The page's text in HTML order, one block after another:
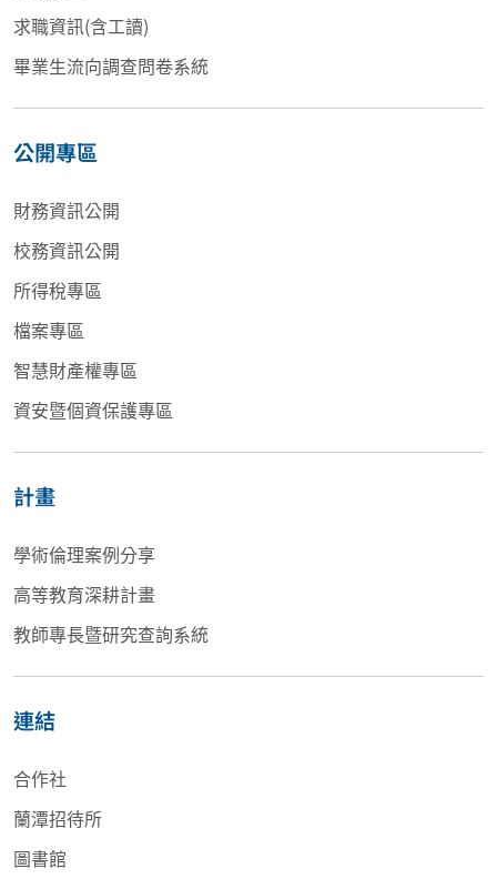
求職資訊(含工讀)
畢業生流向調查問卷系統
公開專區
財務資訊公開
校務資訊公開
所得稅專區
檔案專區
智慧財產權專區
資安暨個資保護專區
計畫
學術倫理案例分享
高等教育深耕計畫
教師專長暨研究查詢系統
連結
合作社
蘭潭招待所
圖書館